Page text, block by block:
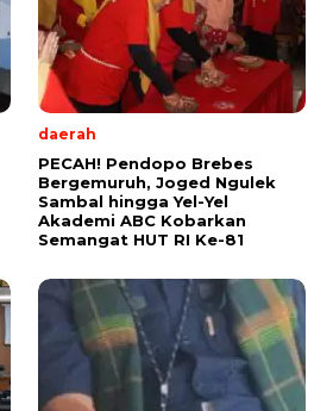
daerah
PECAH! Pendopo Brebes
Bergemuruh, Joged Ngulek
Sambal hingga Yel-Yel
Akademi ABC Kobarkan
Semangat HUT RI Ke-81